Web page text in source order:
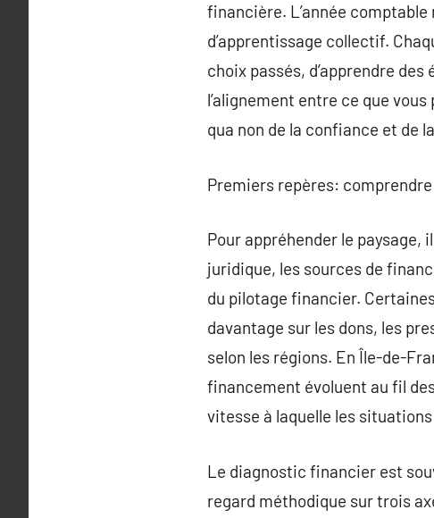
financière. L’année comptable
d’apprentissage collectif.
choix passés, d’apprendre
l’alignement entre ce que
qua non de la confiance et de
Premiers repères:
Pour appréhender le
juridique, les sources de
du pilotage financier.
davantage sur les dons, les
selon les régions. En Île-de-
financement évoluent au fil
vitesse à laquelle les
Le diagnostic financier est
regard méthodique sur trois